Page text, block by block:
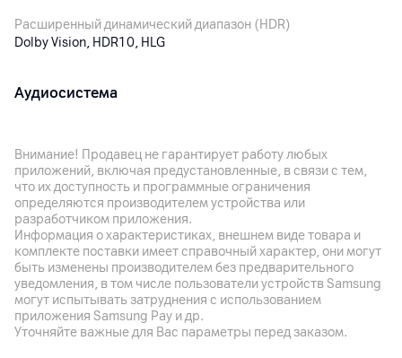
Расширенный динамический диапазон (HDR)
Dolby Vision, HDR10, HLG
Аудиосистема
Подключения
HDMI
3 x HDMI
Ethernet
1 x Ethernet (LAN)
Wi-Fi
Внимание! Продавец не гарантирует работу любых
приложений, включая предустановленные, в связи с тем,
что их доступность и программные ограничения
определяются производителем устройства или
разработчиком приложения.
Информация о характеристиках, внешнем виде товара и
комплекте поставки имеет справочный характер, они могут
быть изменены производителем без предварительного
уведомления, в том числе пользователи устройств Samsung
могут испытывать затруднения с использованием
приложения Samsung Pay и др.
Уточняйте важные для Вас параметры перед заказом.